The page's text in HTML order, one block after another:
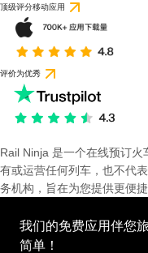
顶级评分移动应用
评价为优秀
Rail Ninja 是一个在线预订
有或运营任何列车，也不代
务机构，旨在为您提供更便
我们的免费应用伴您
简单！